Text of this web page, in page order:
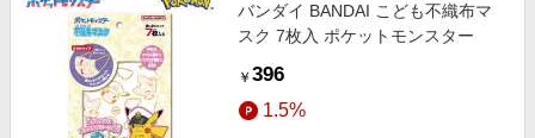
バンダイ BANDAI こども不織布マ
スク 7枚入 ポケットモンスター
￥ 396
1.5%